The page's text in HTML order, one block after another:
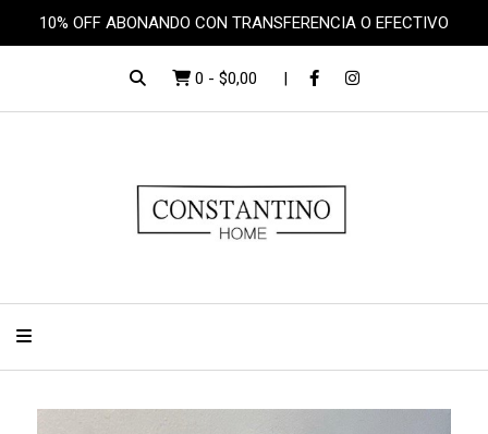
10% OFF ABONANDO CON TRANSFERENCIA O EFECTIVO
0 - $0,00